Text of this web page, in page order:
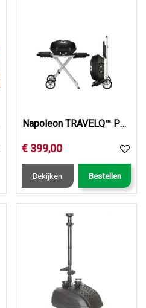
Napoleon TRAVELQ™ PRO285, met wagemodule
€ 399,00
Bekijken Bestellen